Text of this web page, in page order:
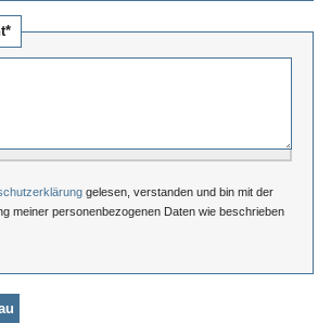
gelesen, verstanden und bin mit der
meiner personenbezogenen Daten wie beschrieben